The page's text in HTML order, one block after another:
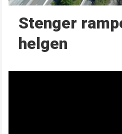
Stenger
helgen